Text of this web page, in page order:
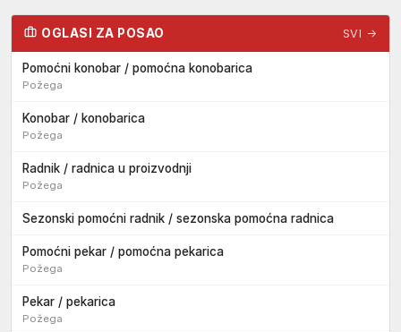
OGLASI ZA POSAO SVI →
Pomoćni konobar / pomoćna konobarica
Požega
Konobar / konobarica
Požega
Radnik / radnica u proizvodnji
Požega
Sezonski pomoćni radnik / sezonska pomoćna radnica
Pomoćni pekar / pomoćna pekarica
Požega
Pekar / pekarica
Požega